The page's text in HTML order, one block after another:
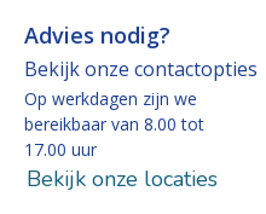
Advies nodig?
Bekijk onze contactopties
Op werkdagen zijn we
bereikbaar van 8.00 tot
17.00 uur
Bekijk onze locaties